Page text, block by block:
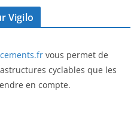
Vigilo
vous permet de
cyclables que les
en compte.